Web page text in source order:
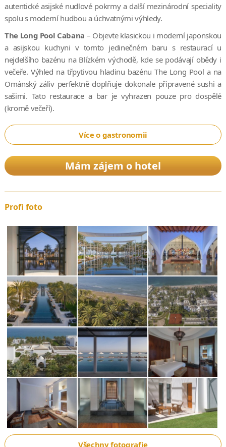
autentické asijské nudlové pokrmy a další mezinárodní speciality
spolu s moderní hudbou a úchvatnými výhledy.
The Long Pool Cabana – Objevte klasickou i moderní japonskou
a asijskou kuchyni v tomto jedinečném baru s restaurací u
nejdelšího bazénu na Blízkém východě, kde se podávají obědy i
večeře. Výhled na třpytivou hladinu bazénu The Long Pool a na
Ománský záliv perfektně doplňuje dokonale připravené sushi a
sašimi. Tato restaurace a bar je vyhrazen pouze pro dospělé
(kromě večeří).
Více o gastronomii
Mám zájem o hotel
Profi foto
Všechny fotografie